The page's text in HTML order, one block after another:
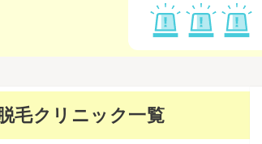
毛クリニック一覧